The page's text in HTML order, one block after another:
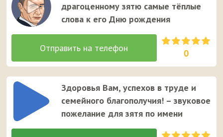
драгоценному зятю самые тёплые
слова к его Дню рождения
0
Здоровья Вам, успехов в труде и
семейного благополучия! – звуковое
пожелание для зятя по имени